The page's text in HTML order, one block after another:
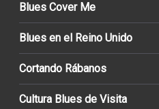
Blues Cover Me
Blues en el Reino Unido
Cortando Rábanos
Cultura Blues de Visita